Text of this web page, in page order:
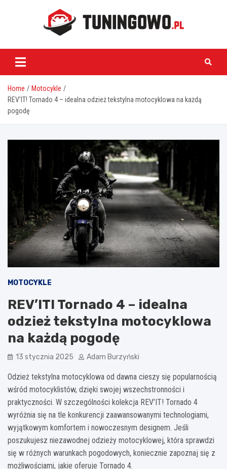
tuningowo.pl
Home
Motocykle
REV’IT! Tornado 4 – idealna odzież tekstylna motocyklowa na każdą
pogodę
MOTOCYKLE
REV’IT! Tornado 4 – idealna
odzież tekstylna motocyklowa
na każdą pogodę
13 stycznia 2025 Adam Burzyński
Odzież tekstylna motocyklowa od dawna cieszy się popularnością
wśród motocyklistów, dzięki swojej wszechstronności i
praktyczności. W szczególności kolekcja REV’IT! Tornado 4
wyróżnia się na tle konkurencji zaawansowanymi technologiami,
wyjątkowym komfortem i nowoczesnym designem. Jeśli
poszukujesz niezawodnej odzieży motocyklowej, która sprawdzi
się w różnych warunkach pogodowych, koniecznie zapoznaj się z
możliwościami, jakie oferuje Tornado 4.